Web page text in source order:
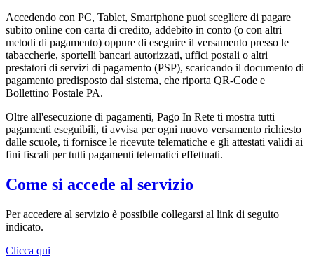
Accedendo con PC, Tablet, Smartphone puoi scegliere di pagare
subito online con carta di credito, addebito in conto (o con altri
metodi di pagamento) oppure di eseguire il versamento presso le
tabaccherie, sportelli bancari autorizzati, uffici postali o altri
prestatori di servizi di pagamento (PSP), scaricando il documento di
pagamento predisposto dal sistema, che riporta QR-Code e
Bollettino Postale PA.
Oltre all'esecuzione di pagamenti, Pago In Rete ti mostra tutti
pagamenti eseguibili, ti avvisa per ogni nuovo versamento richiesto
dalle scuole, ti fornisce le ricevute telematiche e gli attestati validi ai
fini fiscali per tutti pagamenti telematici effettuati.
Come si accede al servizio
Per accedere al servizio è possibile collegarsi al link di seguito
indicato.
Clicca qui